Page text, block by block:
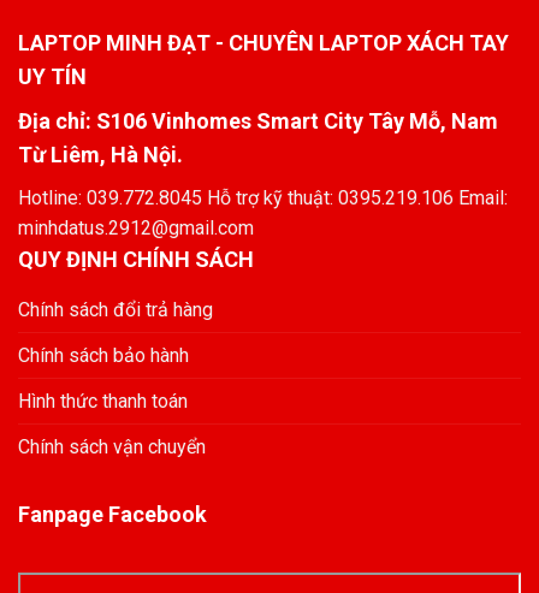
LAPTOP MINH ĐẠT - CHUYÊN LAPTOP XÁCH TAY
UY TÍN
Địa chỉ: S106 Vinhomes Smart City Tây Mỗ, Nam
Từ Liêm, Hà Nội.
Hotline: 039.772.8045 Hỗ trợ kỹ thuật: 0395.219.106 Email:
minhdatus.2912@gmail.com
QUY ĐỊNH CHÍNH SÁCH
Chính sách đổi trả hàng
Chính sách bảo hành
Hình thức thanh toán
Chính sách vận chuyển
Fanpage Facebook